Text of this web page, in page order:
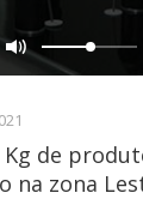
Kg de
na zona